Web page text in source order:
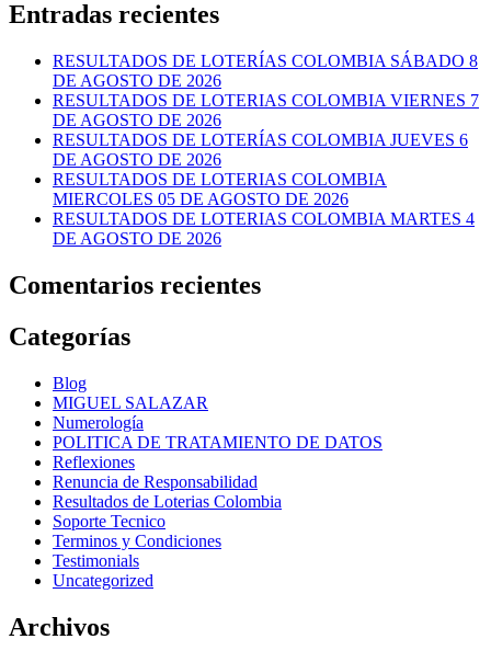
Entradas recientes
RESULTADOS DE LOTERÍAS COLOMBIA SÁBADO 8
DE AGOSTO DE 2026
RESULTADOS DE LOTERIAS COLOMBIA VIERNES 7
DE AGOSTO DE 2026
RESULTADOS DE LOTERÍAS COLOMBIA JUEVES 6
DE AGOSTO DE 2026
RESULTADOS DE LOTERIAS COLOMBIA
MIERCOLES 05 DE AGOSTO DE 2026
RESULTADOS DE LOTERIAS COLOMBIA MARTES 4
DE AGOSTO DE 2026
Comentarios recientes
Categorías
Blog
MIGUEL SALAZAR
Numerología
POLITICA DE TRATAMIENTO DE DATOS
Reflexiones
Renuncia de Responsabilidad
Resultados de Loterias Colombia
Soporte Tecnico
Terminos y Condiciones
Testimonials
Uncategorized
Archivos